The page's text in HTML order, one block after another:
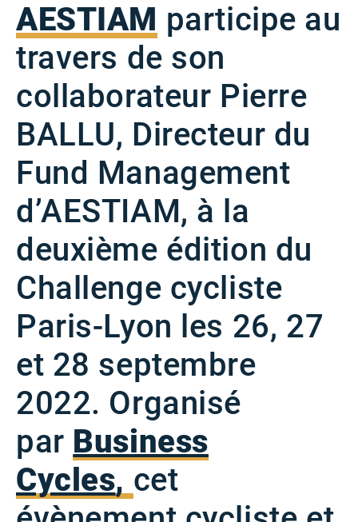
AESTIAM participe au
travers de son
collaborateur Pierre
BALLU, Directeur du
Fund Management
d’AESTIAM, à la
deuxième édition du
Challenge cycliste
Paris-Lyon les 26, 27
et 28 septembre
2022. Organisé
par Business
Cycles, cet